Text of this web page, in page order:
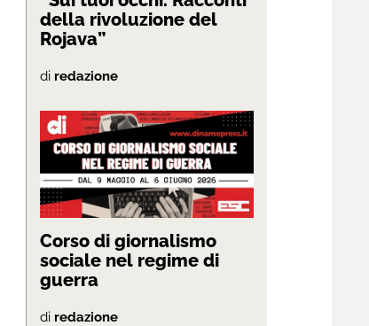
della rivoluzione del
Rojava”
di redazione
Corso di giornalismo
sociale nel regime di
guerra
di redazione